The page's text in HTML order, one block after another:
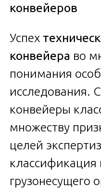
конвейеров
Успех
конвейера во
понимания
исследования.
конвейеры
множеству
целей
классификация
грузонесущего